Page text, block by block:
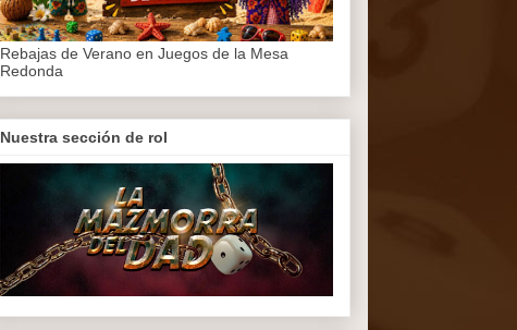
Rebajas de Verano en Juegos de la Mesa
Redonda
Nuestra sección de rol